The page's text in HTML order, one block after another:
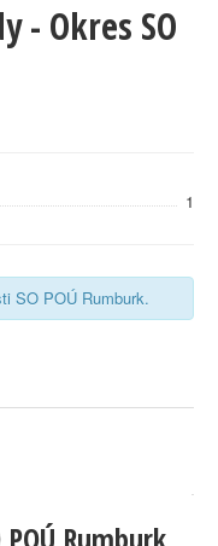
- Okres SO
1
SO POÚ Rumburk.